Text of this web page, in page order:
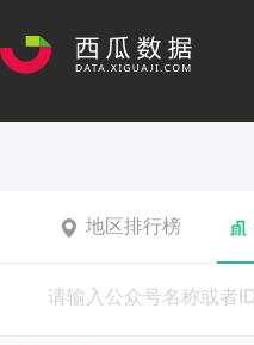
地区排行榜